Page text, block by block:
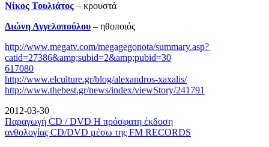
Νίκος Τουλιάτος – κρουστά
Διώνη Αγγελοπούλου – ηθοποιός
http://www.megatv.com/megagegonota/summary.asp?
catid=27386&amp;subid=2&amp;pubid=30
617080
http://www.elculture.gr/blog/alexandros-xaxalis/
http://www.thebest.gr/news/index/viewStory/241791
2012-03-30
Παραγωγή CD / DVD Η πρόσφατη έκδοση
ανθολογίας CD/DVD μέσω της FM RECORDS